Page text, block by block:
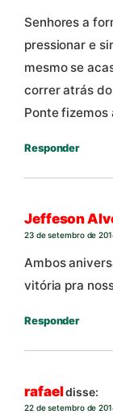
Senhores a
pressionar e
mesmo se
correr atrás
Ponte fizemos
Responder
Jeffeson
23 de setembro de
Ambos
vitória pra
Responder
rafaeldisse:
22 de setembro de